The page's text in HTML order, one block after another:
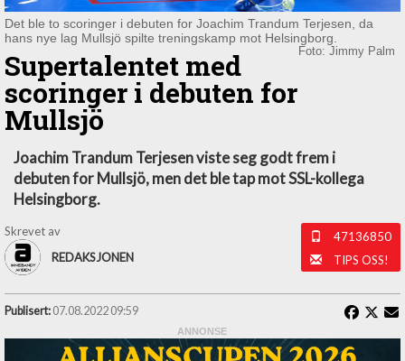
Det ble to scoringer i debuten for Joachim Trandum Terjesen, da
hans nye lag Mullsjö spilte treningskamp mot Helsingborg.
Foto: Jimmy Palm
Supertalentet med
scoringer i debuten for
Mullsjö
Joachim Trandum Terjesen viste seg godt frem i
debuten for Mullsjö, men det ble tap mot SSL-kollega
Helsingborg.
Skrevet av
REDAKSJONEN
47136850
TIPS OSS!
Publisert: 07.08.2022 09:59